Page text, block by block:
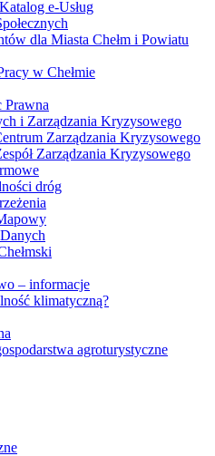
e-Usług
dla Miasta Chełm i Powiatu
w Chełmie
Prawna
i Zarządzania Kryzysowego
Zarządzania Kryzysowego
Zarządzania Kryzysowego
dróg
– informacje
klimatyczną?
agroturystyczne